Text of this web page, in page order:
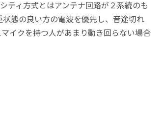
ティ方式とはアンテナ回路が２系統のも
態の良い方の電波を優先し、音途切れ
イクを持つ人があまり動き回らない場合